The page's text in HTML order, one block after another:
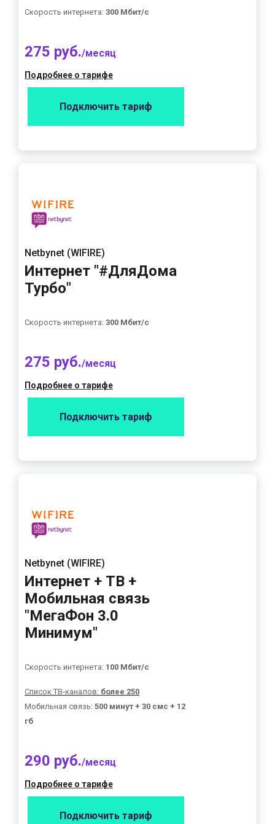
Скорость интернета: 300 Мбит/с
275 руб./месяц
Подробнее о тарифе
Подключить тариф
Netbynet (WIFIRE)
Интернет "#ДляДома
Турбо"
Скорость интернета: 300 Мбит/с
275 руб./месяц
Подробнее о тарифе
Подключить тариф
Netbynet (WIFIRE)
Интернет + ТВ +
Мобильная связь
"МегаФон 3.0
Минимум"
Скорость интернета: 100 Мбит/с
Список ТВ-каналов: более 250
Мобильная связь: 500 минут + 30 смс + 12
гб
290 руб./месяц
Подробнее о тарифе
Подключить тариф